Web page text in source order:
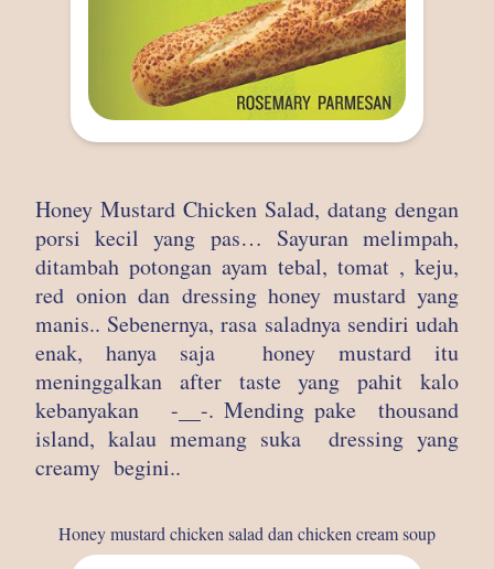
Honey Mustard Chicken Salad, datang dengan
porsi kecil yang pas… Sayuran melimpah,
ditambah potongan ayam tebal, tomat , keju,
red onion dan dressing honey mustard yang
manis.. Sebenernya, rasa saladnya sendiri udah
enak, hanya saja honey mustard itu
meninggalkan after taste yang pahit kalo
kebanyakan -__-. Mending pake thousand
island, kalau memang suka dressing yang
creamy begini..
Honey mustard chicken salad dan chicken cream soup